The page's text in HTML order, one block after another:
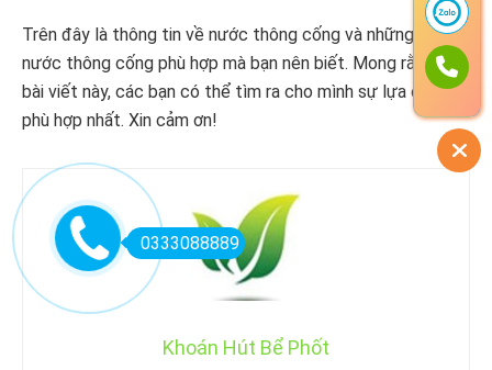
Trên đây là thông tin về nước thông cống và những loại
nước thông cống phù hợp mà bạn nên biết. Mong rằng với
bài viết này, các bạn có thể tìm ra cho mình sự lựa chọn
phù hợp nhất. Xin cảm ơn!
Khoán Hút Bể Phốt
0333088889